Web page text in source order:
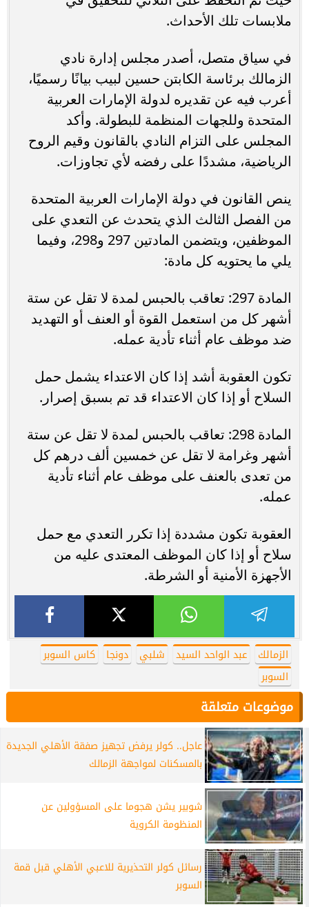
ملابسات تلك الأحداث.
في سياق متصل، أصدر مجلس إدارة نادي
الزمالك برئاسة الكابتن حسين لبيب بيانًا رسميًا،
أعرب فيه عن تقديره لدولة الإمارات العربية
المتحدة وللجهات المنظمة للبطولة. وأكد
المجلس على التزام النادي بالقانون وقيم الروح
الرياضية، مشددًا على رفضه لأي تجاوزات.
ينص القانون في دولة الإمارات العربية المتحدة
من الفصل الثالث الذي يتحدث عن التعدي على
الموظفين، ويتضمن المادتين 297 و298، وفيما
يلي ما يحتويه كل مادة:
المادة 297: تعاقب بالحبس لمدة لا تقل عن ستة
أشهر كل من استعمل القوة أو العنف أو التهديد
ضد موظف عام أثناء تأدية عمله.
تكون العقوبة أشد إذا كان الاعتداء يشمل حمل
السلاح أو إذا كان الاعتداء قد تم بسبق إصرار.
المادة 298: تعاقب بالحبس لمدة لا تقل عن ستة
أشهر وغرامة لا تقل عن خمسين ألف درهم كل
من تعدى بالعنف على موظف عام أثناء تأدية
عمله.
العقوبة تكون مشددة إذا تكرر التعدي مع حمل
سلاح أو إذا كان الموظف المعتدى عليه من
الأجهزة الأمنية أو الشرطة.
الزمالك عبد الواحد السيد شلبي دونجا
كاس السوبر
السوبر
موضوعات متعلقة
عاجل.. كولر يرفض تجهيز صفقة الأهلي الجديدة
بالمسكنات لمواجهة الزمالك
شوبير يشن هجوما على المسؤولين عن
المنظومة الكروية
رسائل كولر التحذيرية للاعبي الأهلي قبل قمة
السوبر